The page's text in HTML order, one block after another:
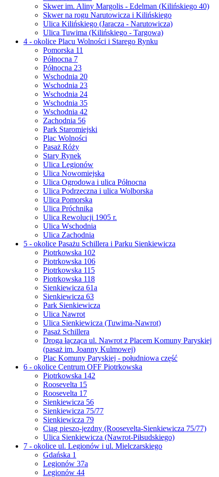
Skwer im. Aliny Margolis - Edelman (Kilińskiego 40)
Skwer na rogu Narutowicza i Kilińskiego
Ulica Kilińskiego (Jaracza - Narutowicza)
Ulica Tuwima (Kilińskiego - Targowa)
4 - okolice Placu Wolności i Starego Rynku
Pomorska 11
Północna 7
Północna 23
Wschodnia 20
Wschodnia 23
Wschodnia 24
Wschodnia 35
Wschodnia 42
Zachodnia 56
Park Staromiejski
Plac Wolności
Pasaż Róży
Stary Rynek
Ulica Legionów
Ulica Nowomiejska
Ulica Ogrodowa i ulica Północna
Ulica Podrzeczna i ulica Wolborska
Ulica Pomorska
Ulica Próchnika
Ulica Rewolucji 1905 r.
Ulica Wschodnia
Ulica Zachodnia
5 - okolice Pasażu Schillera i Parku Sienkiewicza
Piotrkowska 102
Piotrkowska 106
Piotrkowska 115
Piotrkowska 118
Sienkiewicza 61a
Sienkiewicza 63
Park Sienkiewicza
Ulica Nawrot
Ulica Sienkiewicza (Tuwima-Nawrot)
Pasaż Schillera
Droga łącząca ul. Nawrot z Placem Komuny Paryskiej
(pasaż im. Joanny Kulmowej)
Plac Komuny Paryskiej - południowa część
6 - okolice Centrum OFF Piotrkowska
Piotrkowska 142
Roosevelta 15
Roosevelta 17
Sienkiewicza 56
Sienkiewicza 75/77
Sienkiewicza 79
Ciąg pieszo-jezdny (Roosevelta-Sienkiewicza 75/77)
Ulica Sienkiewicza (Nawrot-Piłsudskiego)
7 - okolice ul. Legionów i ul. Mielczarskiego
Gdańska 1
Legionów 37a
Legionów 44